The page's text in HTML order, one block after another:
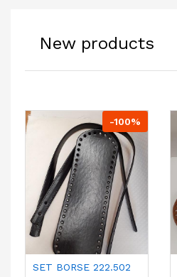
New products
-100%
SET BORSE 222.502